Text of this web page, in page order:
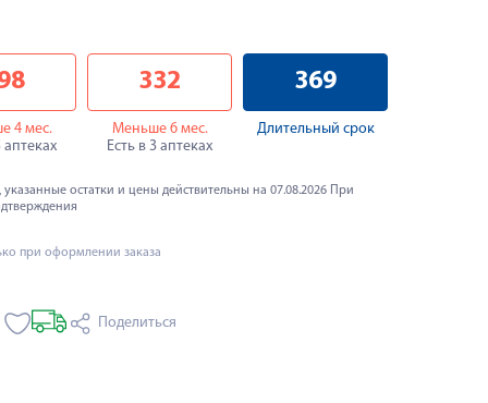
4 мес.
аптеках
332
Меньше 6 мес.
Есть в 3 аптеках
369
Длительный срок
остатки и цены действительны на 07.08.2026 При
при оформлении заказа
Поделиться